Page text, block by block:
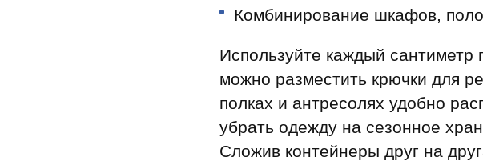
Комбинирование шкафов,
Используйте каждый
можно разместить крючки для
полках и антресолях удобно
убрать одежду на сезонное
Сложив контейнеры друг на